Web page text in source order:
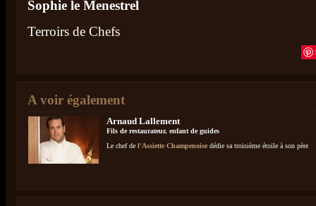
Sophie le Menestrel
Terroirs de Chefs
A voir également
Arnaud Lallement
Fils de restaurateur, enfant de guides
Le chef de l'Assiette Champenoise dédie sa troisième étoile à son père